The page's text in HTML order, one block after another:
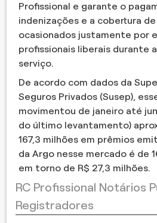
Profissional e garante o
indenizações e a cobertura
ocasionados justamente por
profissionais liberais durante
serviço.
De acordo com dados da
Seguros Privados (Susep),
movimentou de janeiro até
do último levantamento)
167,3 milhões em prêmios
da Argo nesse mercado é de
em torno de R$ 27,3 milhões.
RC Profissional Notários
Registradores